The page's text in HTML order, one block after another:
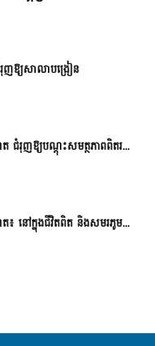
ឱ្យសាលាបង្រៀន
ជំរុញឱ្យបណ្តុះសមត្ថភាពពិតរ...
នៅក្នុងជីវិតពិត និងសមរភូម...